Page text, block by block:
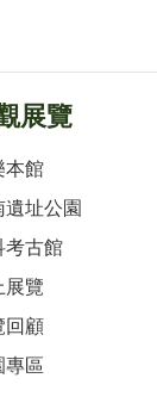
展覽
本館
遺址公園
考古館
展覽
回顧
專區